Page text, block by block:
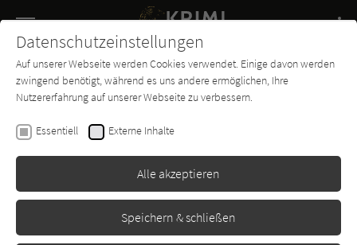
SUCHE
Buch-
Entdecker
Forum Charts
Sandra Dünschede
Friesengroll
Erschienen: Januar 2018 Bibliogr. Angaben
Datenschutzeinstellungen
Auf unserer Webseite werden Cookies verwendet. Einige davon werden
zwingend benötigt, während es uns andere ermöglichen, Ihre
Nutzererfahrung auf unserer Webseite zu verbessern.
Essentiell Externe Inhalte
Alle akzeptieren
Speichern & schließen